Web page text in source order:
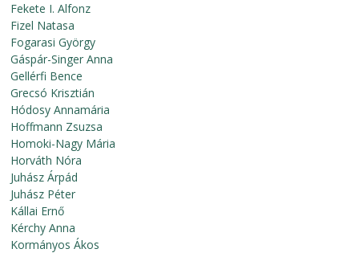
Fekete I. Alfonz
Fizel Natasa
Fogarasi György
Gáspár-Singer Anna
Gellérfi Bence
Grecsó Krisztián
Hódosy Annamária
Hoffmann Zsuzsa
Homoki-Nagy Mária
Horváth Nóra
Juhász Árpád
Juhász Péter
Kállai Ernő
Kérchy Anna
Kormányos Ákos